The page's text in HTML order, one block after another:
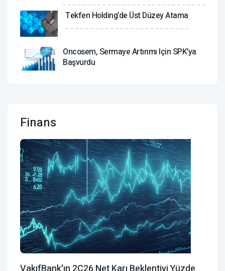
Tekfen Holding’de Üst Düzey Atama
Oncosem, Sermaye Artırımı Için SPK’ya
Başvurdu
Finans